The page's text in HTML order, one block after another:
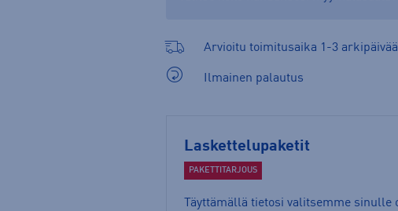
Arvioitu toimitusaika 1-3
Ilmainen palautus
Laskettelupaketit
PAKETTITARJOUS
Täyttämällä tietosi valitsemme sinulle